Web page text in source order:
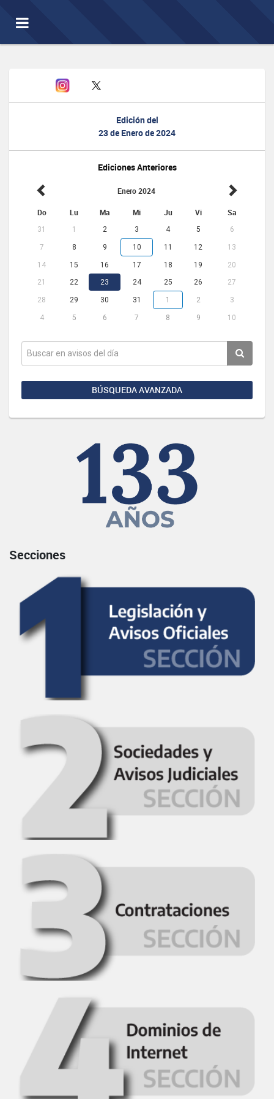
Toggle
navigation
Edición del
23 de Enero de 2024
Ediciones Anteriores
Enero 2024
Do Lu Ma Mi Ju Vi Sa
31 1 2 3 4 5 6
7 8 9 10 11 12 13
14 15 16 17 18 19
20
21
22 23 24 25 26 27
28 29 30 31 1 2 3
4 5 6 7 8 9 10
BÚSQUEDA AVANZADA
Secciones